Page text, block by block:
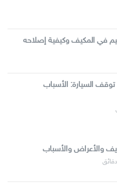
في المكيف وكيفية إصلاحه
السيارة: الأسباب
والأعراض والأسباب